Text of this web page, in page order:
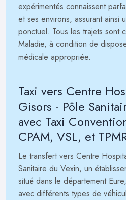
expérimentés connaissent
et ses environs, assurant ainsi
ponctuel. Tous les trajets sont
Maladie, à condition de
médicale appropriée.
Taxi vers Centre
Gisors - Pôle
avec Taxi
CPAM, VSL, et
Le transfert vers Centre
Sanitaire du Vexin, un
situé dans le département
avec différents types de